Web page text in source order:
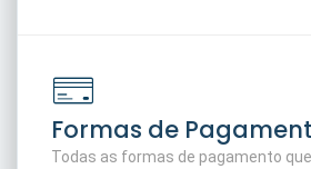
Formas de
Todas as formas de pagamento